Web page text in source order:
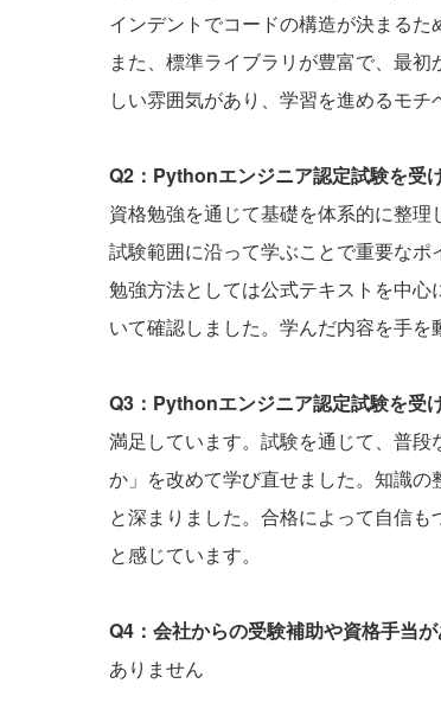
インデントでコードの構造が決まるた
また、標準ライブラリが豊富で、最
しい雰囲気があり、学習を進めるモチ
Q2：Pythonエンジニア認定試験を受
資格勉強を通じて基礎を体系的に整理
試験範囲に沿って学ぶことで重要なポ
勉強方法としては公式テキストを中
いて確認しました。学んだ内容を手を
Q3：Pythonエンジニア認定試験を受
満足しています。試験を通じて、普
か」を改めて学び直せました。知識
と深まりました。合格によって自信
と感じています。
Q4：会社からの受験補助や資格手当
ありません